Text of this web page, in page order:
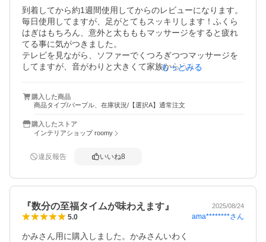
到着してから約1週間使用してからのレビューになります。
毎日使用してますが、足がとてもスッキリします！ふくら
はぎはもちろん、意外と太もももマッサージをすると疲れ
てる事に気がつきました。
テレビを見ながら、ソファーでくつろぎつつマッサージを
してますが、音がわりと大きくて家族からうるさいと言わ
なりませんが、気になる方は気になるかもしれません。
ただ、パワーはほんとに強くて弱でもマジックテープでき
つく絞めすぎると痛いぐらいですが、マジックテープの絞
め具合で調整できるので◉
もっとみる
購入した商品
商品タイプ/パープル、在庫状況/【選択A】通常注文
購入したストア
インテリアショップ roomy
違反報告 いいね8
『数分の至福タイムが味わえます』 2025/08/24
5.0 ama********さん
かみさん用に購入しました。かみさんいわく